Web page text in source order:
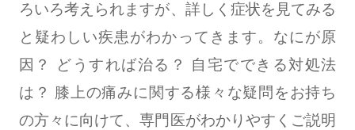
ろいろ考えられますが、詳しく症状を見てみる
と疑わしい疾患がわかってきます。なにが原
因？ どうすれば治る？ 自宅でできる対処法
は？ 膝上の痛みに関する様々な疑問をお持ち
の方々に向けて、専門医がわかりやすくご説明